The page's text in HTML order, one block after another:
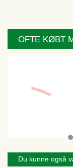
OFTE KØBT
Du kunne også